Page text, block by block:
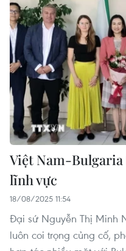
Việt Nam-Bulgaria
lĩnh vực
18/08/2025 11:54
Đại sứ Nguyễn Thị Minh
luôn coi trọng củng cố,